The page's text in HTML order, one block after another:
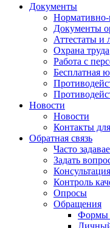
Документы
Документы
Аттестаты и
Охрана труда
Работа с
Бесплатная
Новости
Новости
Контакты
Обратная связь
Часто
Задать
Контроль
Опросы
Обращения
Формы